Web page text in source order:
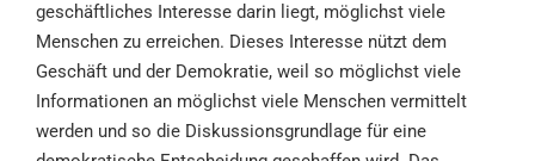
geschäftliches Interesse darin liegt, möglichst viele
Menschen zu erreichen. Dieses Interesse nützt dem
Geschäft und der Demokratie, weil so möglichst viele
Informationen an möglichst viele Menschen vermittelt
werden und so die Diskussionsgrundlage für eine